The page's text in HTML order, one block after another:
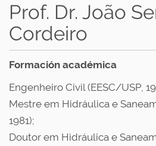
Prof. Dr. João
Cordeiro
Formación académica
Engenheiro Civil (EESC/USP,
Mestre em Hidráulica e
1981);
Doutor em Hidráulica e